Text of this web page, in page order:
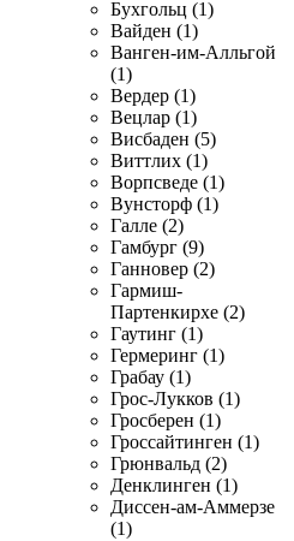
Бухгольц (1)
Вайден (1)
Ванген-им-Алльгой
(1)
Вердер (1)
Вецлар (1)
Висбаден (5)
Виттлих (1)
Ворпсведе (1)
Вунсторф (1)
Галле (2)
Гамбург (9)
Ганновер (2)
Гармиш-
Партенкирхе (2)
Гаутинг (1)
Гермеринг (1)
Грабау (1)
Грос-Лукков (1)
Гросберен (1)
Гроссайтинген (1)
Грюнвальд (2)
Денклинген (1)
Диссен-ам-Аммерзе
(1)